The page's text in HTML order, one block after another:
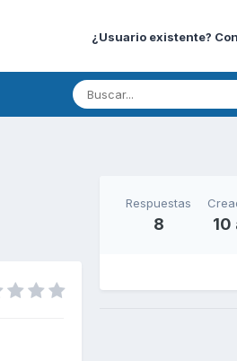
¿Usuario existente?
Respuestas
8 10